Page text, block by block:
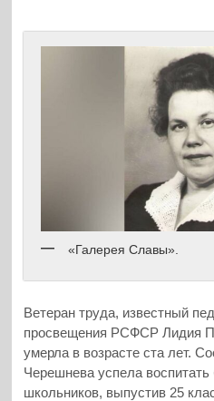
«Галерея Славы».
Ветеран труда, известный
просвещения РСФСР Лидия
умерла в возрасте ста лет.
Черешнева успела
школьников, выпустив 25